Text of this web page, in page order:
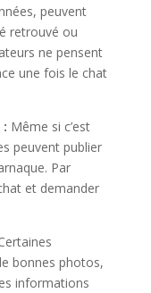
peuvent
retrouvé ou
ne pensent
une fois le chat
Même si c’est
peuvent publier
Par
et demander
bonnes photos,
informations